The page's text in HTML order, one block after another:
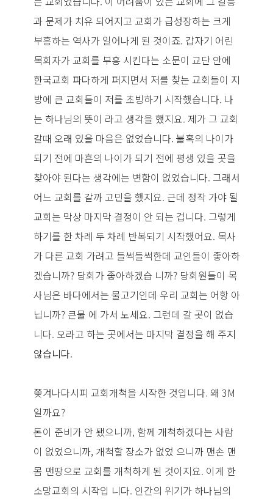
과 문제가 치유 되어지고 교회가 급성장하는 크게
부흥하는 역사가 일어나게 된 것이죠. 갑자기 어린
목회자가 교회를 부흥 시킨다는 소문이 교단 안에
한국교회 파다하게 퍼지면서 저를 찾는 교회들이 지
방에 큰 교회들이 저를 초빙하기 시작했습니다. 나
는 하나님의 뜻이 라고 생각을 했지요. 제가 그 교회
갈때 오래 있을 마음은 없었습니다. 불혹의 나이가
되기 전에 마흔의 나이가 되기 전에 평생 있을 곳을
찾아야 된다는 생각에는 변함이 없었습니다. 그래서
어느 교회를 갈까 고민을 했지요. 근데 정작 가야 될
교회는 막상 마지막 결정이 안 되는 겁니다. 그렇게
하기를 한 차례 두 차례 반복되기 시작했어요. 목사
가 다른 교회 가려고 들썩들썩한데 교인들이 좋아하
겠습니까? 당회가 좋아하겠습 니까? 당회원들이 목
사님은 바다에서는 물고기인데 우리 교회는 어항 아
닙니까? 큰물 에 가서 노세요. 그런데 갈 곳이 없습
니다. 오라고 하는 곳에서는 마지막 결정을 해 주지
않습니다.
쫓겨나다시피 교회개척을 시작한 것입니다. 왜 3M
일까요?
돈이 준비가 안 됐으니까, 함께 개척하겠다는 사람
이 없었으니까, 개척할 장소가 없었 으니까 맨손 맨
몸 맨땅으로 교회를 개척하게 된 것이지요. 이게 한
소망교회의 시작입 니다. 인간의 위기가 하나님의